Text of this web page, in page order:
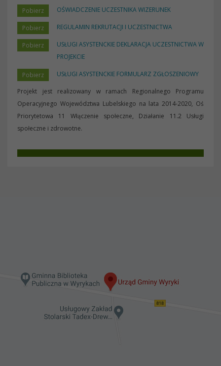
OŚWIADCZENIE UCZESTNIKA WIZERUNEK
REGULAMIN REKRUTACJI I UCZESTNICTWA
USŁUGI ASYSTENCKIE DEKLARACJA UCZESTNICTWA W
PROJEKCIE
USŁUGI ASYSTENCKIE FORMULARZ ZGŁOSZENIOWY
Projekt jest realizowany w ramach Regionalnego Programu
Operacyjnego Województwa Lubelskiego na lata 2014-2020, Oś
Priorytetowa 11 Włączenie społeczne, Działanie 11.2 Usługi
społeczne i zdrowotne.